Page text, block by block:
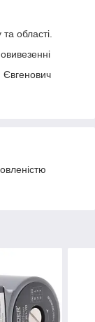
області.